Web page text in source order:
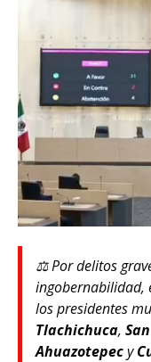
⚖️ Por delitos
ingobernabilidad,
los presidentes
Tlachichuca,
Ahuazotepecy